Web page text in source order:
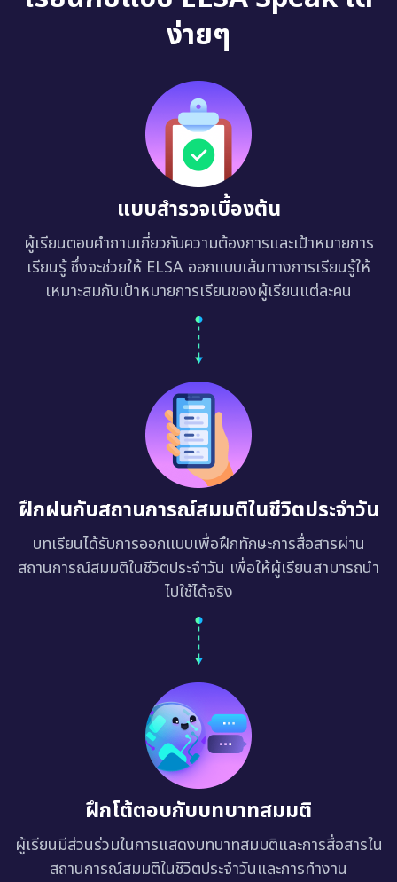
ง่ายๆ
แบบสำรวจเบื้องต้น
ผู้เรียนตอบคำถามเกี่ยวกับความต้องการและเป้าหมายการ
เรียนรู้ ซึ่งจะช่วยให้ ELSA ออกแบบเส้นทางการเรียนรู้ให้
เหมาะสมกับเป้าหมายการเรียนของผู้เรียนแต่ละคน
ฝึกฝนกับสถานการณ์สมมติในชีวิตประจำวัน
บทเรียนได้รับการออกแบบเพื่อฝึกทักษะการสื่อสารผ่าน
สถานการณ์สมมติในชีวิตประจำวัน เพื่อให้ผู้เรียนสามารถนำ
ไปใช้ได้จริง
ฝึกโต้ตอบกับบทบาทสมมติ
ผู้เรียนมีส่วนร่วมในการแสดงบทบาทสมมติและการสื่อสารใน
สถานการณ์สมมติในชีวิตประจำวันและการทำงาน